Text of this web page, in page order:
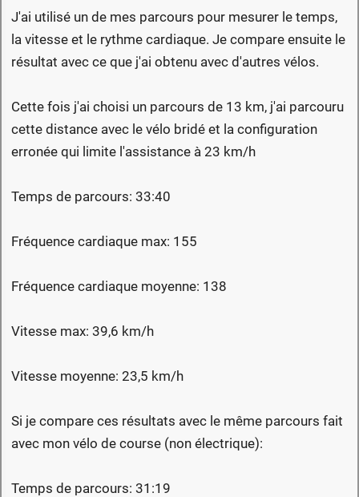
J'ai utilisé un de mes parcours pour mesurer le temps,
la vitesse et le rythme cardiaque. Je compare ensuite le
résultat avec ce que j'ai obtenu avec d'autres vélos.
Cette fois j'ai choisi un parcours de 13 km, j'ai parcouru
cette distance avec le vélo bridé et la configuration
erronée qui limite l'assistance à 23 km/h
Temps de parcours: 33:40
Fréquence cardiaque max: 155
Fréquence cardiaque moyenne: 138
Vitesse max: 39,6 km/h
Vitesse moyenne: 23,5 km/h
Si je compare ces résultats avec le même parcours fait
avec mon vélo de course (non électrique):
Temps de parcours: 31:19